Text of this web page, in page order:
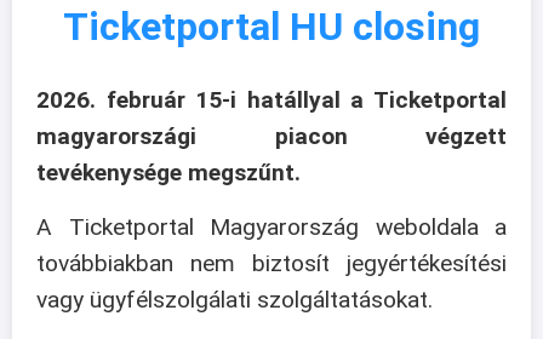
Ticketportal HU closing
2026. február 15-i hatállyal a Ticketportal
magyarországi piacon végzett
tevékenysége megszűnt.
A Ticketportal Magyarország weboldala a
továbbiakban nem biztosít jegyértékesítési
vagy ügyfélszolgálati szolgáltatásokat.